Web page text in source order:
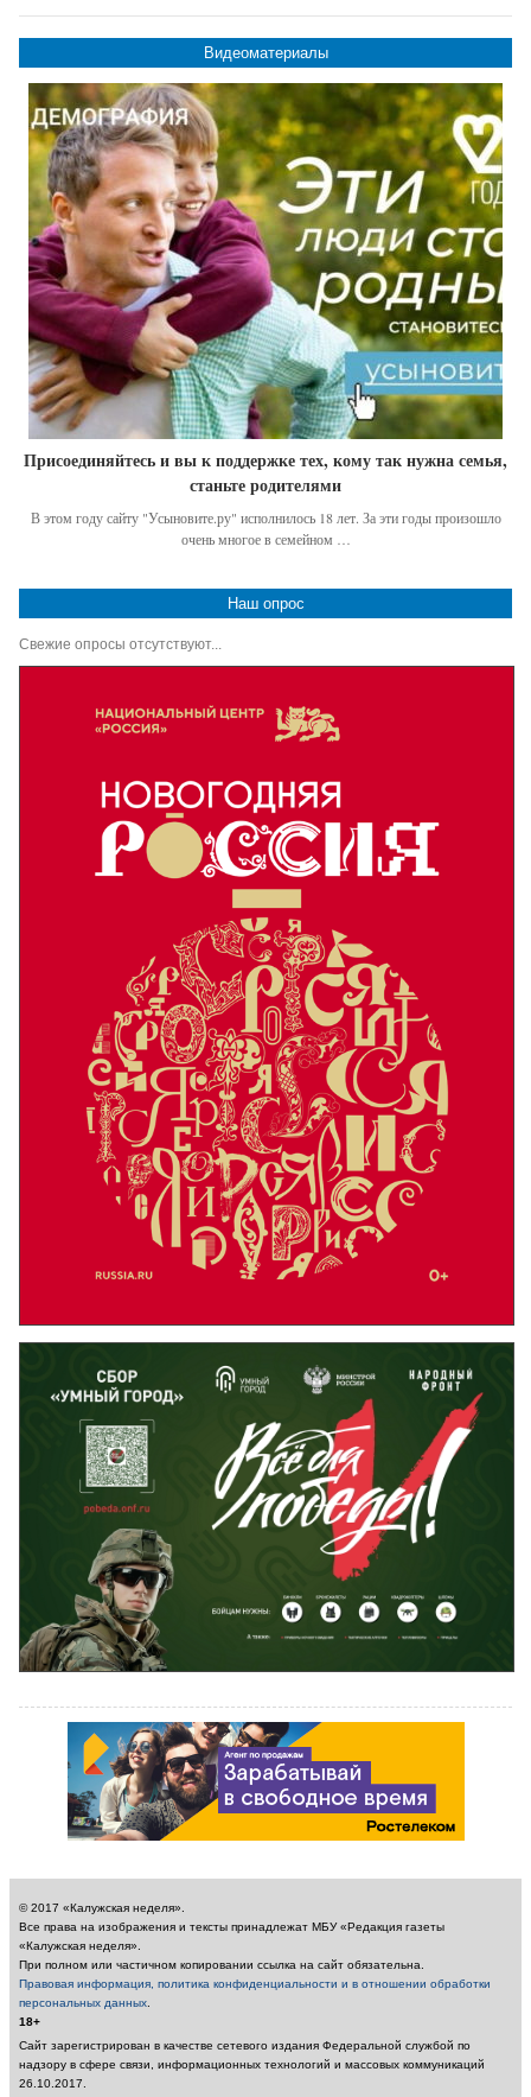
Видеоматериалы
Присоединяйтесь и вы к поддержке тех, кому так нужна семья,
станьте родителями
В этом году сайту "Усыновите.ру" исполнилось 18 лет. За эти годы произошло
очень многое в семейном …
Наш опрос
Свежие опросы отсутствуют...
© 2017 «Калужская неделя».
Все права на изображения и тексты принадлежат МБУ «Редакция газеты
«Калужская неделя».
При полном или частичном копировании ссылка на сайт обязательна.
Правовая информация, политика конфиденциальности и в отношении обработки
персональных данных
18+
Сайт зарегистрирован в качестве сетевого издания Федеральной службой по
надзору в сфере связи, информационных технологий и массовых коммуникаций
26.10.2017.